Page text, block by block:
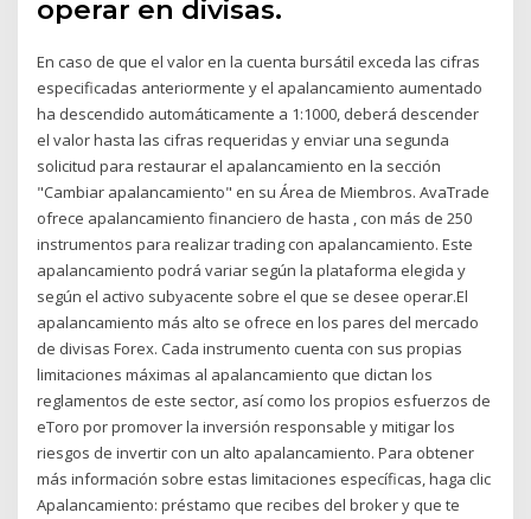
operar en divisas.
En caso de que el valor en la cuenta bursátil exceda las cifras
especificadas anteriormente y el apalancamiento aumentado
ha descendido automáticamente a 1:1000, deberá descender
el valor hasta las cifras requeridas y enviar una segunda
solicitud para restaurar el apalancamiento en la sección
"Cambiar apalancamiento" en su Área de Miembros. AvaTrade
ofrece apalancamiento financiero de hasta , con más de 250
instrumentos para realizar trading con apalancamiento. Este
apalancamiento podrá variar según la plataforma elegida y
según el activo subyacente sobre el que se desee operar.El
apalancamiento más alto se ofrece en los pares del mercado
de divisas Forex. Cada instrumento cuenta con sus propias
limitaciones máximas al apalancamiento que dictan los
reglamentos de este sector, así como los propios esfuerzos de
eToro por promover la inversión responsable y mitigar los
riesgos de invertir con un alto apalancamiento. Para obtener
más información sobre estas limitaciones específicas, haga clic
Apalancamiento: préstamo que recibes del broker y que te